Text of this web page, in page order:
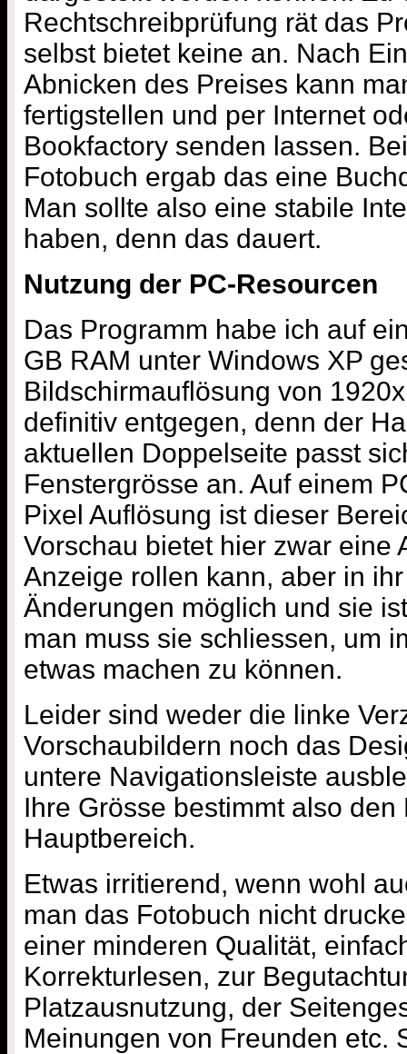
Rechtschreibprüfung rät das
selbst bietet keine an. Nach
Abnicken des Preises kann
fertigstellen und per Internet
Bookfactory senden lassen.
Fotobuch ergab das eine
Man sollte also eine stabile
haben, denn das dauert.
Nutzung der PC-Resourcen
Das Programm habe ich auf
GB RAM unter Windows XP
Bildschirmauflösung von
definitiv entgegen, denn der
aktuellen Doppelseite passt
Fenstergrösse an. Auf einem
Pixel Auflösung ist dieser
Vorschau bietet hier zwar eine
Anzeige rollen kann, aber in
Änderungen möglich und sie
man muss sie schliessen, um
etwas machen zu können.
Leider sind weder die linke
Vorschaubildern noch das
untere Navigationsleiste
Ihre Grösse bestimmt also den
Hauptbereich.
Etwas irritierend, wenn wohl
man das Fotobuch nicht
einer minderen Qualität,
Korrekturlesen, zur
Platzausnutzung, der
Meinungen von Freunden etc.